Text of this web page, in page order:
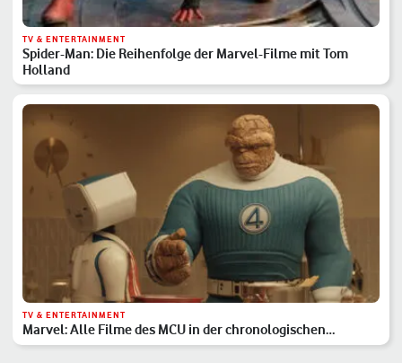
TV & ENTERTAINMENT
Spider-Man: Die Reihenfolge der Marvel-Filme mit Tom
Holland
TV & ENTERTAINMENT
Marvel: Alle Filme des MCU in der chronologischen
Reihenfolge